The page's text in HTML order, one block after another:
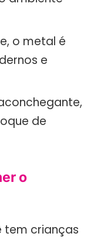
o metal é
e
de
o
tem crianças